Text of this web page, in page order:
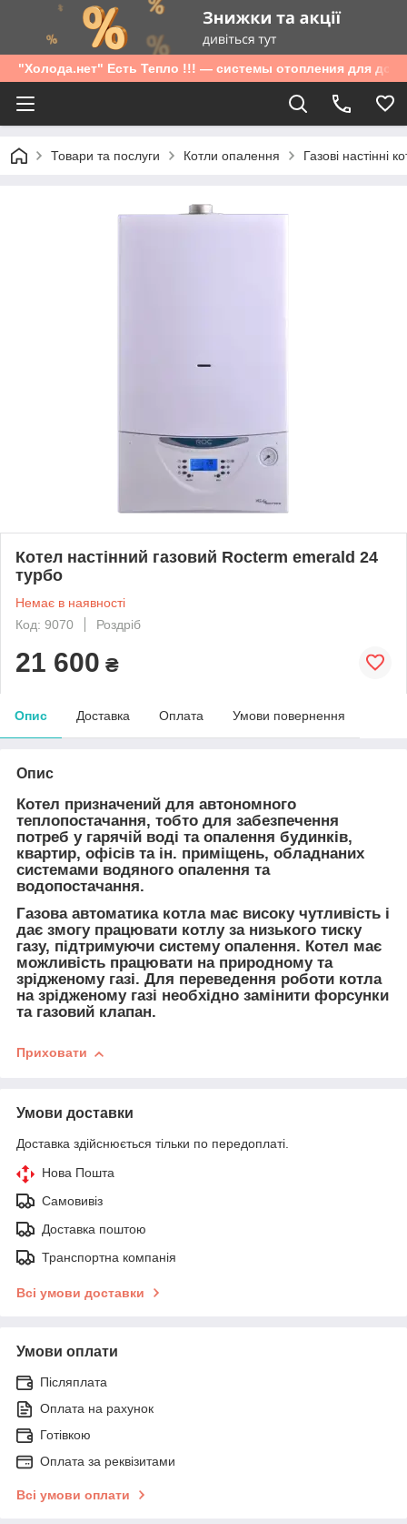
"Холода.нет" Есть Тепло !!! — системы отопления для дома
Товари та послуги Котли опалення Газові настінні
Котел настінний газовий Rocterm emerald 24
турбо
Немає в наявності
Код: 9070
Роздріб
21 600 ₴
Опис Доставка Оплата Умови повернення
Опис
Котел призначений для автономного
теплопостачання, тобто для забезпечення
потреб у гарячій воді та опалення будинків,
квартир, офісів та ін. приміщень, обладнаних
системами водяного опалення та
водопостачання.
Газова автоматика котла має високу чутливість і
дає змогу працювати котлу за низького тиску
газу, підтримуючи систему опалення. Котел має
можливість працювати на природному та
зрідженому газі. Для переведення роботи котла
на зрідженому газі необхідно замінити форсунки
та газовий клапан.
Приховати
Умови доставки
Доставка здійснюється тільки по передоплаті.
Нова Пошта
Самовивіз
Доставка поштою
Транспортна компанія
Всі умови доставки
Умови оплати
Післяплата
Оплата на рахунок
Готівкою
Оплата за реквізитами
Всі умови оплати